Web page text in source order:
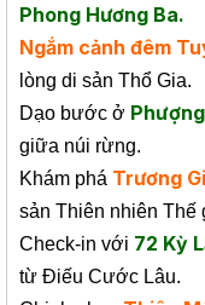
Phong Hương Ba.
Ngắm cảnh đêm
lòng di sản Thổ Gia.
Dạo bước ở
giữa núi rừng.
Khám phá Trương
sản Thiên nhiên Thế
Check-in với 72 Kỳ
từ Điếu Cước Lâu.